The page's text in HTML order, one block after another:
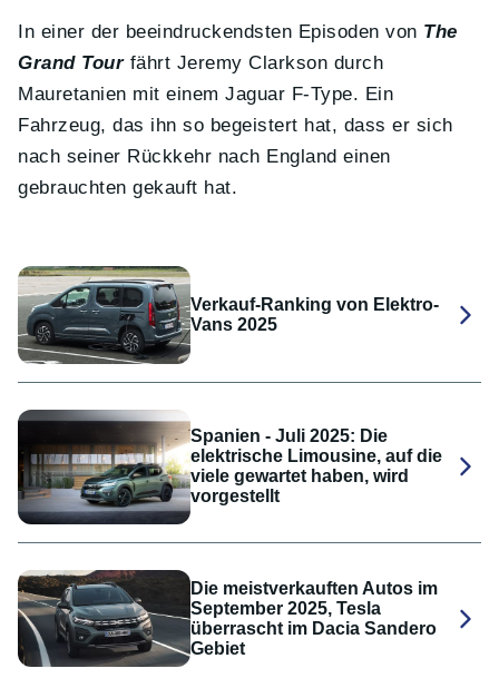
In einer der beeindruckendsten Episoden von The
Grand Tourfährt Jeremy Clarkson durch
Mauretanien mit einem Jaguar F-Type. Ein
Fahrzeug, das ihn so begeistert hat, dass er sich
nach seiner Rückkehr nach England einen
gebrauchten gekauft hat.
Verkauf-Ranking von Elektro-
Vans 2025
Spanien - Juli 2025: Die
elektrische Limousine, auf die
viele gewartet haben, wird
vorgestellt
Die meistverkauften Autos im
September 2025, Tesla
überrascht im Dacia Sandero
Gebiet